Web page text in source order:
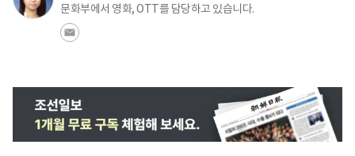
문화부에서 영화, OTT를 담당하고 있습니다.